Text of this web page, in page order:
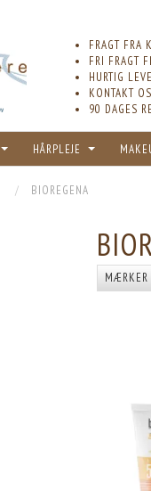
FRAGT FRA
FRI FRAGT
HURTIG
KONTAKT
90 DAGES
HÅRPLEJE
BIOREGENA
MÆRKER